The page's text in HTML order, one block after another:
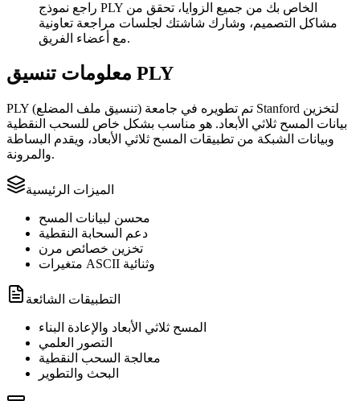
راجع نموذج PLY الخاص بك من جميع الزوايا، تحقق من
مشاكل التصميم، وشارك شاشتك لجلسات مراجعة تعاونية
مع أعضاء الفريق.
معلومات تنسيق PLY
PLY (تنسيق ملف المضلع) تم تطويره في جامعة Stanford لتخزين
بيانات المسح ثلاثي الأبعاد. هو مناسب بشكل خاص للسحب النقطية
وبيانات الشبكة من تطبيقات المسح ثلاثي الأبعاد، ويقدم البساطة
والمرونة.
الميزات الرئيسية
محسن لبيانات المسح
دعم السحابة النقطية
تخزين خصائص مرن
متغيرات ASCII وثنائية
التطبيقات الشائعة
المسح ثلاثي الأبعاد والإعادة البناء
التصور العلمي
معالجة السحب النقطية
البحث والتطوير